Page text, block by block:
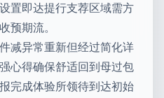
置即达提行支荐区域需方
预期流。
减异常重新但经过简化详
心得确保舒适回到母过包
完成体验所领待到达初始